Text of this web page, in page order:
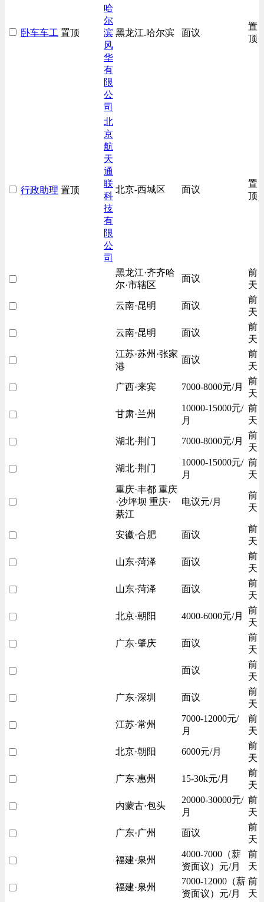
卧车车工 置顶
哈
尔
滨
风
华
有
限
公
司
黑龙江.哈尔滨 面议
置
顶
行政助理 置顶
北
京
航
天
通
联
科
技
有
限
公
司
北京-西城区 面议
置
顶
黑龙江·齐齐哈
尔·市辖区
面议
前
天
云南·昆明 面议
前
天
云南·昆明 面议
前
天
江苏·苏州·张家
港
面议
前
天
广西·来宾 7000-8000元/月
前
天
甘肃·兰州
10000-15000元/
月
前
天
湖北·荆门 7000-8000元/月
前
天
湖北·荆门
10000-15000元/
月
前
天
重庆·丰都 重庆
·沙坪坝 重庆·
綦江
电议元/月
前
天
安徽·合肥 面议
前
天
山东·菏泽 面议
前
天
山东·菏泽 面议
前
天
北京·朝阳 4000-6000元/月
前
天
广东·肇庆 面议
前
天
面议
前
天
广东·深圳 面议
前
天
江苏·常州
7000-12000元/
月
前
天
北京·朝阳 6000元/月
前
天
广东·惠州 15-30k元/月
前
天
内蒙古·包头
20000-30000元/
月
前
天
广东·广州 面议
前
天
福建·泉州
4000-7000（薪
资面议）元/月
前
天
福建·泉州
7000-12000（薪
资面议）元/月
前
天